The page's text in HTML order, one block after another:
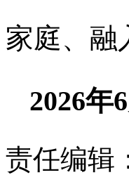
家庭、融
2026年
责任编辑